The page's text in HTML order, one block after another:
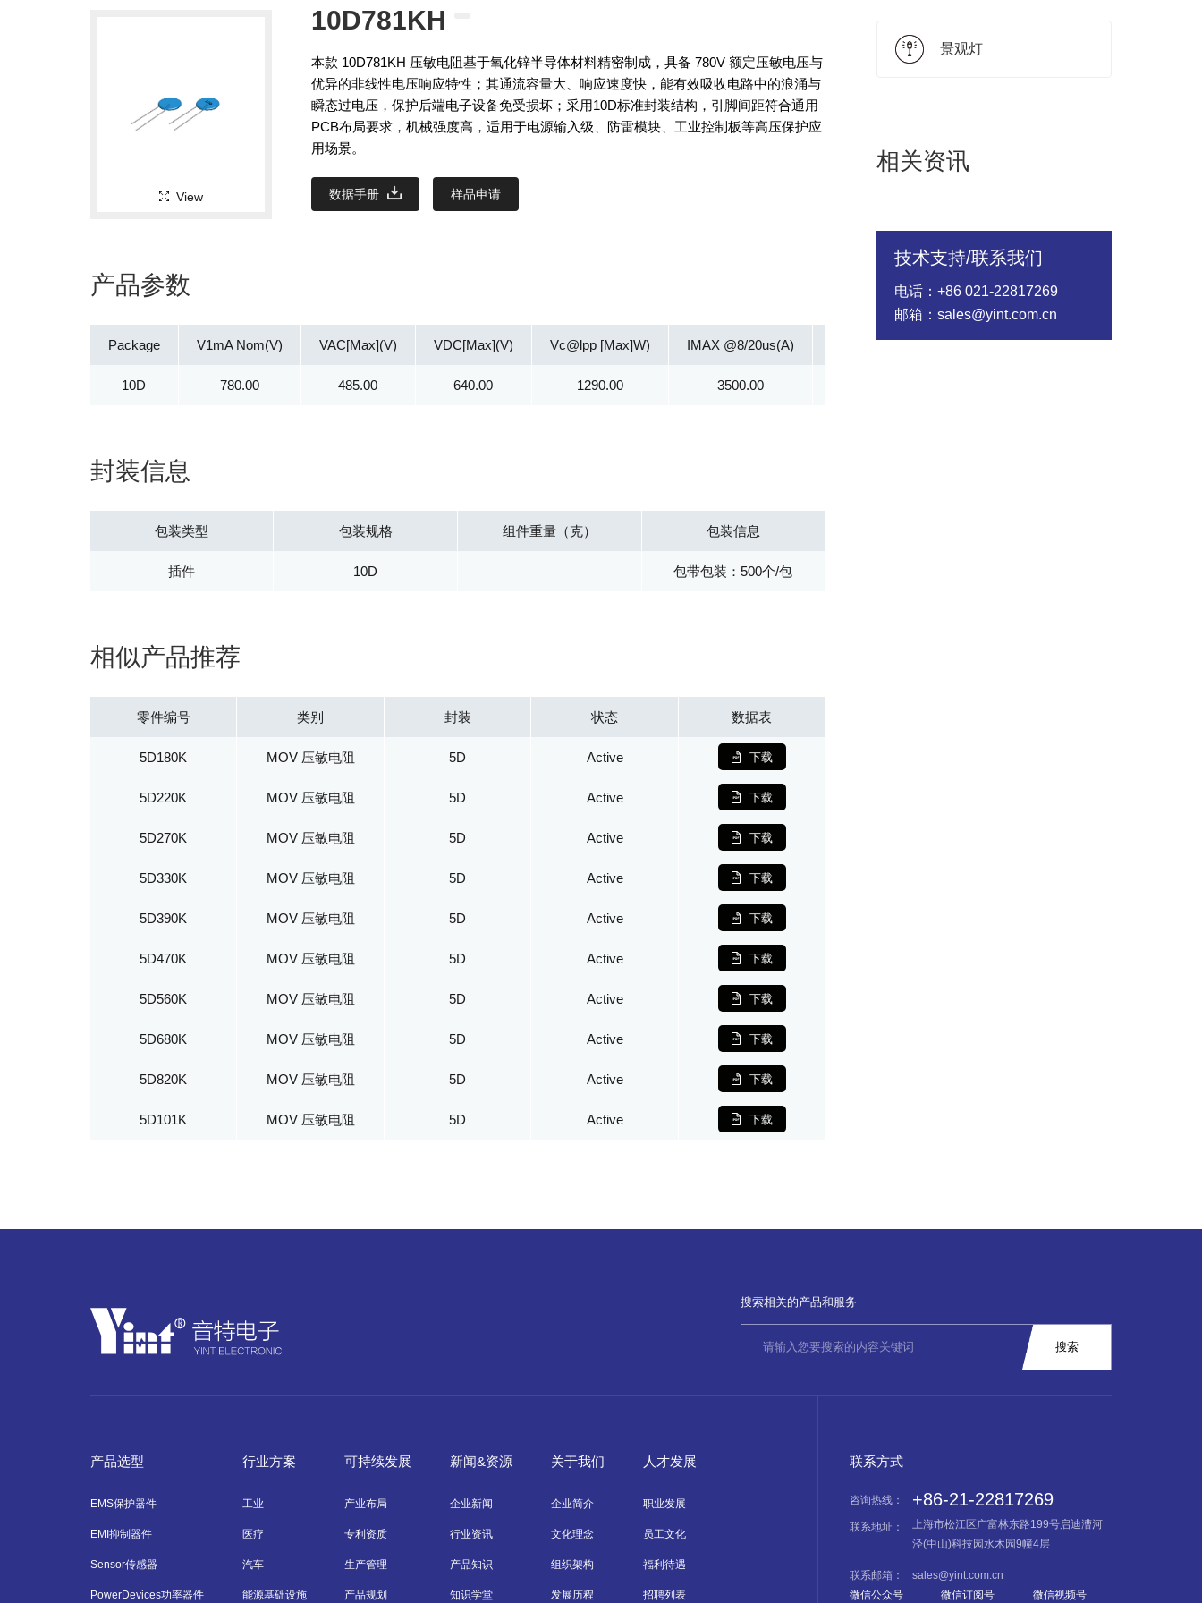
View
10D781KH
本款 10D781KH 压敏电阻基于氧化锌半导体材料精密制成，具备 780V 额定压敏电压与
优异的非线性电压响应特性；其通流容量大、响应速度快，能有效吸收电路中的浪涌与
瞬态过电压，保护后端电子设备免受损坏；采用10D标准封装结构，引脚间距符合通用
PCB布局要求，机械强度高，适用于电源输入级、防雷模块、工业控制板等高压保护应
用场景。
数据手册 样品申请
产品参数
Package
10D
V1mA Nom(V)
780.00
VAC[Max](V)
485.00
VDC[Max](V)
640.00
Vc@lpp [Max]W)
1290.00
IMAX @8/20us(A)
3500.00
In @8/20us(A) Rated Wattage(W) Energy（10/
封装信息
包装类型
插件
包装规格
10D
组件重量（克） 包装信息
包带包装：500个/包
相似产品推荐
零件编号 类别 封装 状态 数据表
5D180K MOV 压敏电阻 5D Active 下载
5D220K MOV 压敏电阻 5D Active 下载
5D270K MOV 压敏电阻 5D Active 下载
5D330K MOV 压敏电阻 5D Active 下载
5D390K MOV 压敏电阻 5D Active 下载
5D470K MOV 压敏电阻 5D Active 下载
5D560K MOV 压敏电阻 5D Active 下载
5D680K MOV 压敏电阻 5D Active 下载
5D820K MOV 压敏电阻 5D Active 下载
5D101K MOV 压敏电阻 5D Active 下载
景观灯
相关资讯
技术支持/联系我们
电话：+86 021-22817269
邮箱：sales@yint.com.cn
搜索相关的产品和服务
产品选型
EMS保护器件
EMI抑制器件
Sensor传感器
PowerDevices功率器件
行业方案
工业
医疗
汽车
能源基础设施
可持续发展
产业布局
专利资质
生产管理
产品规划
新闻&资源
企业新闻
行业资讯
产品知识
知识学堂
关于我们
企业简介
文化理念
组织架构
发展历程
人才发展
职业发展
员工文化
福利待遇
招聘列表
联系方式
咨询热线： +86-21-22817269
联系地址：
上海市松江区广富林东路199号启迪漕河
泾(中山)科技园水木园9幢4层
联系邮箱：
sales@yint.com.cn
微信公众号
微信订阅号 微信视频号